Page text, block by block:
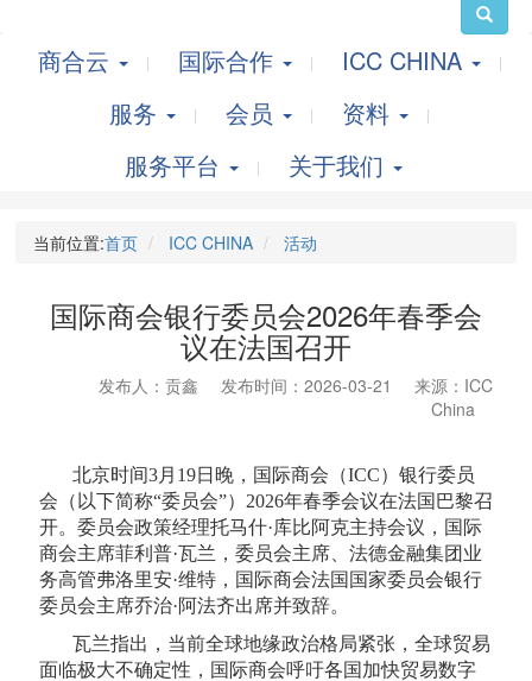
商合云 国际合作
ICC CHINA
服务
会员
资料
服务平台
关于我们
当前位置:首页 ICC CHINA 活动
国际商会银行委员会2026年春季会
议在法国召开
发布人：贡鑫 发布时间：2026-03-21
来源：ICC
China
北京时间3月19日晚，国际商会（ICC）银行委员
会（以下简称“委员会”）2026年春季会议在法国巴黎召
开。委员会政策经理托马什·库比阿克主持会议，国际
商会主席菲利普·瓦兰，委员会主席、法德金融集团业
务高管弗洛里安·维特，国际商会法国国家委员会银行
委员会主席乔治·阿法齐出席并致辞。
瓦兰指出，当前全球地缘政治格局紧张，全球贸易
面临极大不确定性，国际商会呼吁各国加快贸易数字